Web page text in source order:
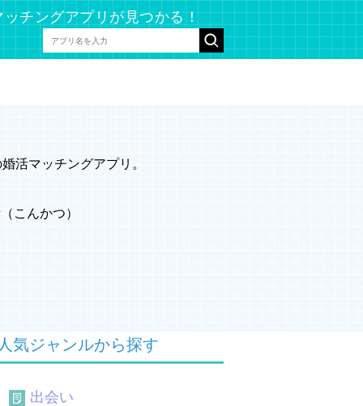
チングアプリが見つかる！
活マッチングアプリ。
こんかつ）
人気ジャンルから探す
出会い